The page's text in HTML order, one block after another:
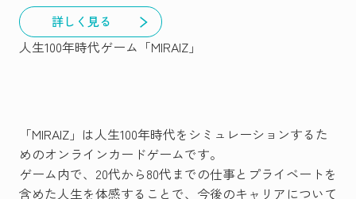
詳しく見る
人生100年時代ゲーム「MIRAIZ」
「MIRAIZ」は人生100年時代をシミュレーションするた
めのオンラインカードゲームです。
ゲーム内で、20代から80代までの仕事とプライベートを
含めた人生を体感することで、今後のキャリアについて